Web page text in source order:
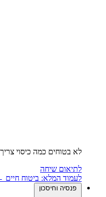
לא בטוחים כמה כיסוי
לתיאום שיחה
לעמוד המלא: ביטוח חיים
פנסיה וחיסכון